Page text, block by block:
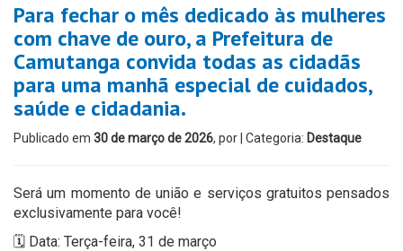
Para fechar o mês dedicado às mulheres
com chave de ouro, a Prefeitura de
Camutanga convida todas as cidadãs
para uma manhã especial de cuidados,
saúde e cidadania.
Publicado em 30 de março de 2026, por | Categoria: Destaque
Será um momento de união e serviços gratuitos pensados
exclusivamente para você!
🗓 Data: Terça-feira, 31 de março